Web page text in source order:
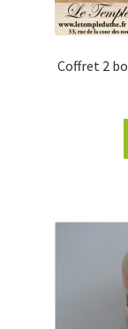
Coffret 2